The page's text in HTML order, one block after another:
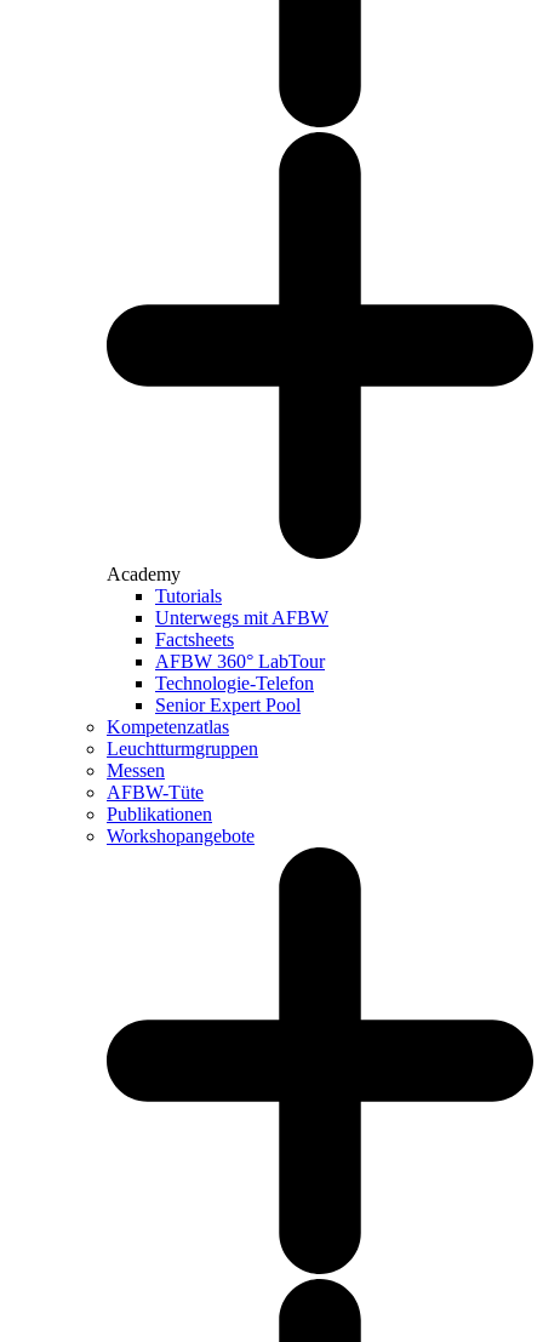
Academy
Tutorials
Unterwegs mit AFBW
Factsheets
AFBW 360° LabTour
Technologie-Telefon
Senior Expert Pool
Kompetenzatlas
Leuchtturm­gruppen
Messen
AFBW-Tüte
Publikationen
Workshopangebote